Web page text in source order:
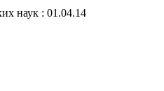
наук : 01.04.14